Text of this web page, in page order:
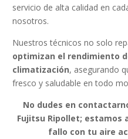
servicio de alta calidad en
nosotros.
Nuestros técnicos no solo
optimizan el rendimiento
climatización, asegurando
fresco y saludable en todo
No dudes en
Fujitsu Ripollet; estamos
fallo con tu aire